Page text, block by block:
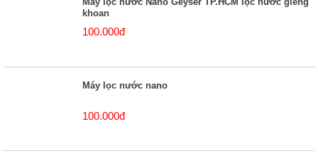
khoan
100.000đ
Máy lọc nước nano
100.000đ